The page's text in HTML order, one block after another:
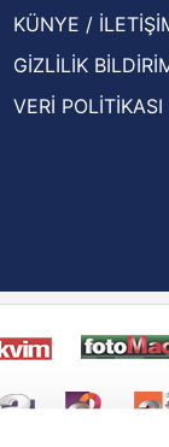
KÜNYE /
GİZLİLİK
VERİ POLİTİKASI